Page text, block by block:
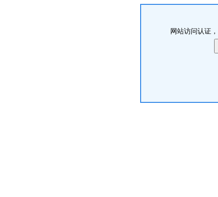
网站访问认证